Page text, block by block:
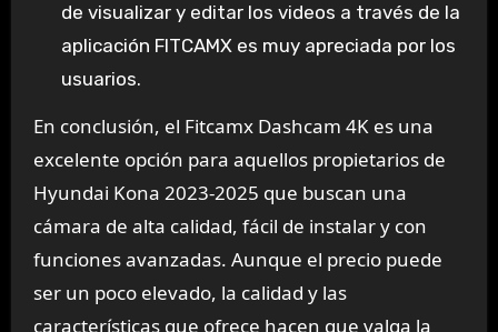
de visualizar y editar los videos a través de la
aplicación FITCAMX es muy apreciada por los
usuarios.
En conclusión, el Fitcamx Dashcam 4K es una
excelente opción para aquellos propietarios de
Hyundai Kona 2023-2025 que buscan una
cámara de alta calidad, fácil de instalar y con
funciones avanzadas. Aunque el precio puede
ser un poco elevado, la calidad y las
características que ofrece hacen que valga la